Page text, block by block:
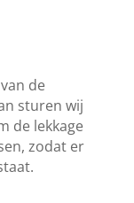
de
sturen wij
de lekkage
zodat er